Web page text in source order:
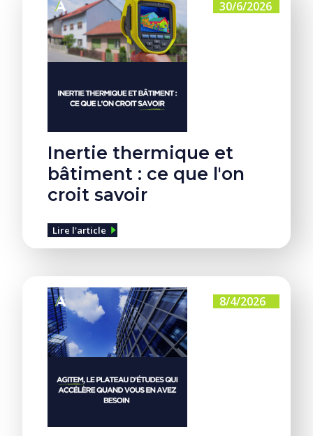
30/6/2026
Inertie thermique et
bâtiment : ce que l'on
croit savoir
Lire l'article
8/4/2026